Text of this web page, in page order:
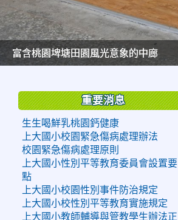
美麗的操場是我們活力的來源
美麗的操場是我們活力的來源
煥然一新的小司令台
煥然一新的小司令台
富含桃園埤塘田園風光意象的中廊
富含桃園埤塘田園風光意象的中廊
嶄新的中庭廣場
嶄新的中庭廣場
水生池生生不息
水生池生生不息
重要消息
生生喝鮮乳桃園鈣健康
上大國小校園緊急傷病處理辦法
校園緊急傷病處理原則
上大國小性別平等教育委員會設置要
點
上大國小校園性別事件防治規定
上大國小校性別平等教育實施規定
上大國小教師輔導與管教學生辦法正